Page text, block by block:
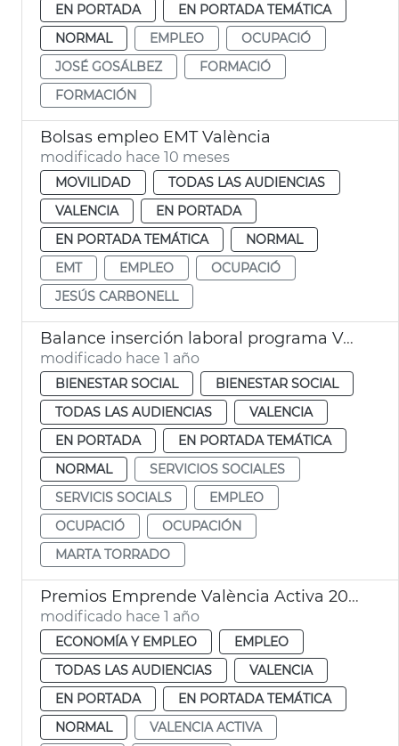
EN PORTADA
EN PORTADA TEMÁTICA
NORMAL
EMPLEO
OCUPACIÓ
JOSÉ GOSÁLBEZ
FORMACIÓ
FORMACIÓN
Bolsas empleo EMT València
modificado hace 10 meses
MOVILIDAD
TODAS LAS AUDIENCIAS
VALENCIA
EN PORTADA
EN PORTADA TEMÁTICA
NORMAL
EMT
EMPLEO
OCUPACIÓ
JESÚS CARBONELL
Balance inserción laboral programa València Inserta
modificado hace 1 año
BIENESTAR SOCIAL
BIENESTAR SOCIAL
TODAS LAS AUDIENCIAS
VALENCIA
EN PORTADA
EN PORTADA TEMÁTICA
NORMAL
SERVICIOS SOCIALES
SERVICIS SOCIALS
EMPLEO
OCUPACIÓ
OCUPACIÓN
MARTA TORRADO
Premios Emprende València Activa 2025
modificado hace 1 año
ECONOMÍA Y EMPLEO
EMPLEO
TODAS LAS AUDIENCIAS
VALENCIA
EN PORTADA
EN PORTADA TEMÁTICA
NORMAL
VALENCIA ACTIVA